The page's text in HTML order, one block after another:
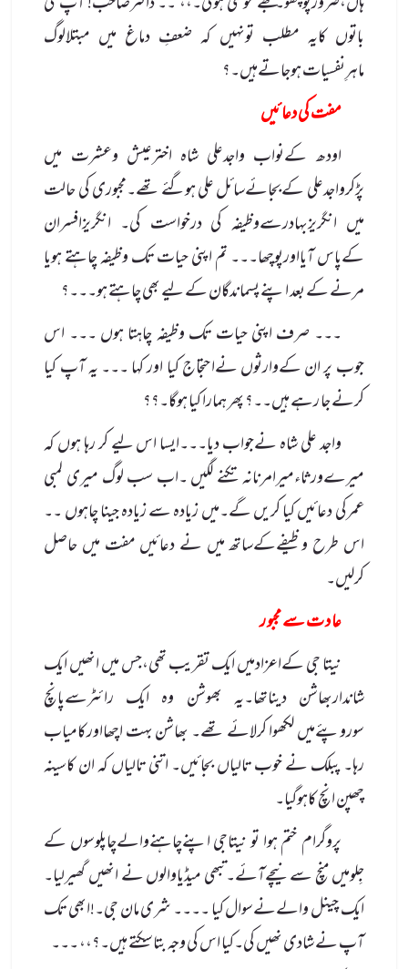
باتوں کایہ مطلب تونہیں کہ ضعفِ دماغ میں مبتلالوگ
ماہرِنفسیات ہوجاتےہیں۔؟
مفت کی دعا ئیں
اودھ کےنواب واجدعلی شاہ اخترعیش وعشرت میں
پڑکرواجدعلی کےبجائےسائل علی ہوگئے تھے۔مجبوری کی حالت
میں انگریزبہادرسےوظیفہ کی درخواست کی۔ انگریزافسران
کےپاس آیااورپوچھا۔۔۔ تم اپنی حیات تک وظیفہ چاہتے ہویا
مرنے کے بعد اپنے پسماندگان کے لیے بھی چاہتے ہو۔۔۔؟
۔۔۔ صرف اپنی حیات تک وظیفہ چاہتا ہوں ۔۔۔ اس
جوب پر ان کےوارثوں نےاحتجاج کیا اور کہا ۔۔۔ یہ آپ کیا
کرنے جا رہے ہیں۔۔؟ پھر ہمارا کیا ہوگا۔؟؟
واجد علی شاہ نےجواب دیا۔۔۔ایسا اس لیے کر رہا ہوں کہ
میرےورثاءمیرامرنانہ تکنے لگیں ۔اب سب لوگ میری لمبی
عمرکی دعائیں کیا کریں گے۔میں زیادہ سے زیادہ جینا چاہوں ۔۔
اس طرح وظیفےکےساتھ میں نے دعائیں مفت میں حاصل
کرلیں۔
عا د ت سے مجبو ر
نیتا جی کےاعزادمیں ایک تقریب تھی،جس میں انھیں ایک
شانداربھاشن دیناتھا۔یہ بھوشن وہ ایک رائٹرسےپانچ
سوروپئےمیں لکھوا کرلائے تھے۔ بھاشن بہت اچھااورکامیاب
رہا۔ پبلک نے خوب تالیاں بجائیں۔ اتنی تالیاں کہ ان کاسینہ
چھپن انچ کاہوگیا۔
پروگرام ختم ہوا تو نیتاجی اپنےچاہنےوالےچاپلوسوں کے
جِلومیں منچ سےنیچےآئے۔تبھی میڈیاوالوں نے انھیں گھیرلیا۔
ایک چینل والےنےسوال کیا ۔۔۔۔ شری مان جی۔!ابھی تک
آپ نے شادی نھیں کی۔کیا اس کی وجہ بتا سکتے ہیں۔؟،، ۔۔۔